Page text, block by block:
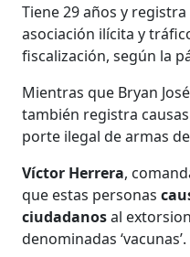
Tiene 29 años y registra
asociación ilícita y
fiscalización, según la
Mientras que Bryan
también registra
porte ilegal de armas
Víctor Herrera,
que estas personas
ciudadanosal
denominadas ‘vacunas’.